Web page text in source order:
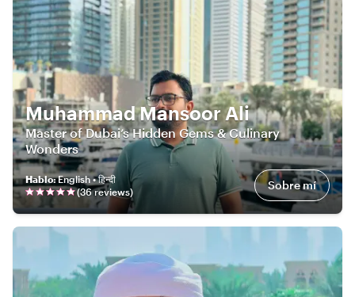
Muhammad Mansoor Ali
Master of Dubai’s Hidden Gems & Culinary
Wonders
Hablo:English • हिन्दी
(36reviews) Sobre mí